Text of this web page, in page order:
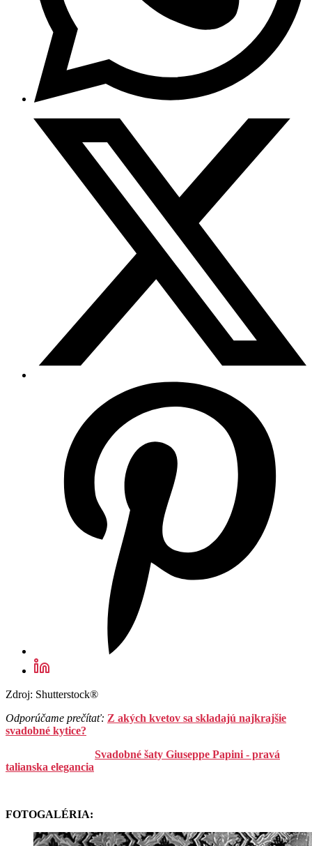
Zdroj: Shutterstock®
Odporúčame prečítať: Z akých kvetov sa skladajú najkrajšie
svadobné kytice?
Svadobné šaty Giuseppe Papini - pravá
talianska elegancia
FOTOGALÉRIA: